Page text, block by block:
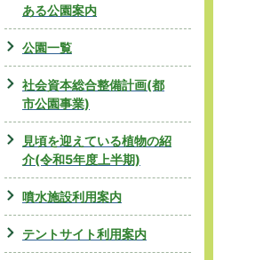
ある公園案内
公園一覧
社会資本総合整備計画(都
市公園事業)
見頃を迎えている植物の紹
介(令和5年度上半期)
噴水施設利用案内
テントサイト利用案内